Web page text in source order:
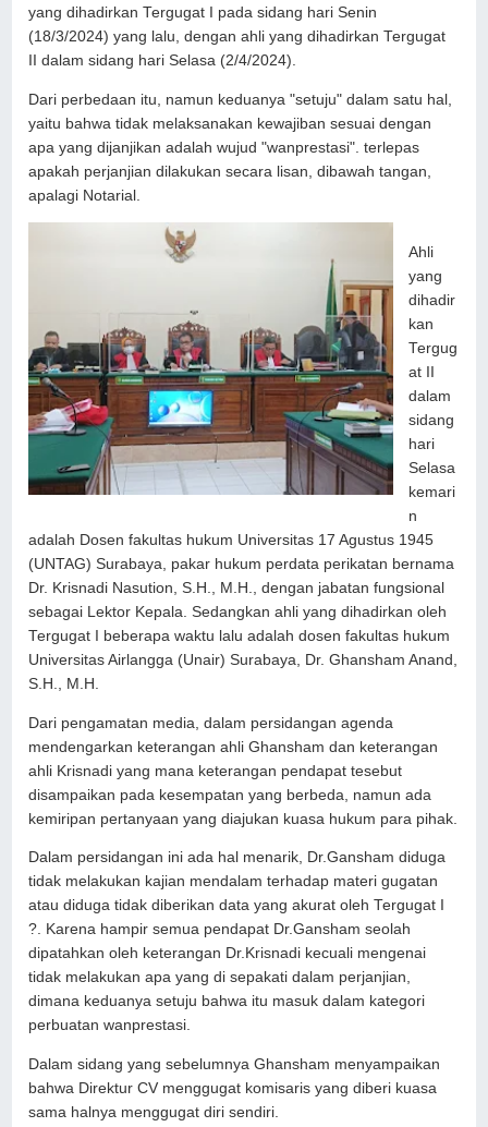
yang dihadirkan Tergugat I pada sidang hari Senin
(18/3/2024) yang lalu, dengan ahli yang dihadirkan Tergugat
II dalam sidang hari Selasa (2/4/2024).
Dari perbedaan itu, namun keduanya "setuju" dalam satu hal,
yaitu bahwa tidak melaksanakan kewajiban sesuai dengan
apa yang dijanjikan adalah wujud "wanprestasi". terlepas
apakah perjanjian dilakukan secara lisan, dibawah tangan,
apalagi Notarial.
Ahli
yang
dihadir
kan
Tergug
at II
dalam
sidang
hari
Selasa
kemari
n
adalah Dosen fakultas hukum Universitas 17 Agustus 1945
(UNTAG) Surabaya, pakar hukum perdata perikatan bernama
Dr. Krisnadi Nasution, S.H., M.H., dengan jabatan fungsional
sebagai Lektor Kepala. Sedangkan ahli yang dihadirkan oleh
Tergugat I beberapa waktu lalu adalah dosen fakultas hukum
Universitas Airlangga (Unair) Surabaya, Dr. Ghansham Anand,
S.H., M.H.
Dari pengamatan media, dalam persidangan agenda
mendengarkan keterangan ahli Ghansham dan keterangan
ahli Krisnadi yang mana keterangan pendapat tesebut
disampaikan pada kesempatan yang berbeda, namun ada
kemiripan pertanyaan yang diajukan kuasa hukum para pihak.
Dalam persidangan ini ada hal menarik, Dr.Gansham diduga
tidak melakukan kajian mendalam terhadap materi gugatan
atau diduga tidak diberikan data yang akurat oleh Tergugat I
?. Karena hampir semua pendapat Dr.Gansham seolah
dipatahkan oleh keterangan Dr.Krisnadi kecuali mengenai
tidak melakukan apa yang di sepakati dalam perjanjian,
dimana keduanya setuju bahwa itu masuk dalam kategori
perbuatan wanprestasi.
Dalam sidang yang sebelumnya Ghansham menyampaikan
bahwa Direktur CV menggugat komisaris yang diberi kuasa
sama halnya menggugat diri sendiri.